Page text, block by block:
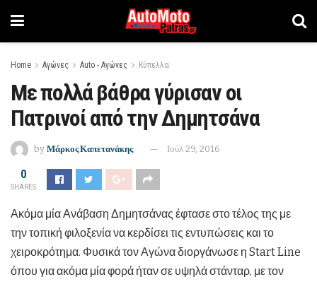
Home Αγώνες Auto - Αγώνες Κύπελλα
Με πολλά βάθρα γύρισαν οι
Πατρινοί από την Δημητσάνα
by Μάρκος Καπετανάκης Ιούλ 29, 2016
0
SHARES
Ακόμα μία Ανάβαση Δημητσάνας έφτασε στο τέλος της με
την τοπική φιλοξενία να κερδίσει τις εντυπώσεις και το
χειροκρότημα. Φυσικά τον Αγώνα διοργάνωσε η Start Line
όπου για ακόμα μία φορά ήταν σε υψηλά στάνταρ, με τον